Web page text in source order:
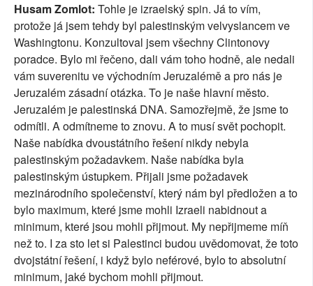
Husam Zomlot: Tohle je izraelský spin. Já to vím,
protože já jsem tehdy byl palestinským velvyslancem ve
Washingtonu. Konzultoval jsem všechny Clintonovy
poradce. Bylo mi řečeno, dali vám toho hodně, ale nedali
vám suverenitu ve východním Jeruzalémě a pro nás je
Jeruzalém zásadní otázka. To je naše hlavní město.
Jeruzalém je palestinská DNA. Samozřejmě, že jsme to
odmítli. A odmítneme to znovu. A to musí svět pochopit.
Naše nabídka dvoustátního řešení nikdy nebyla
palestinským požadavkem. Naše nabídka byla
palestinským ústupkem. Přijali jsme požadavek
mezinárodního společenství, který nám byl předložen a to
bylo maximum, které jsme mohli Izraeli nabidnout a
minimum, které jsou mohli přijmout. My nepřijmeme míň
než to. I za sto let si Palestinci budou uvědomovat, že toto
dvojstátní řešení, i když bylo neférové, bylo to absolutní
minimum, jaké bychom mohli přijmout.